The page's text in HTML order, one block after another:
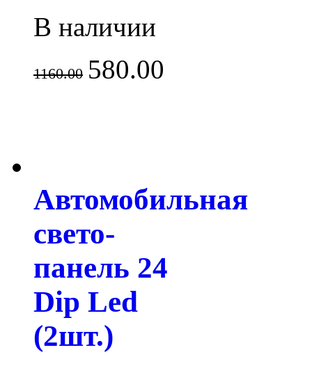
В наличии
1160.00 580.00
Автомобильная
свето-
панель 24
Dip Led
(2шт.)